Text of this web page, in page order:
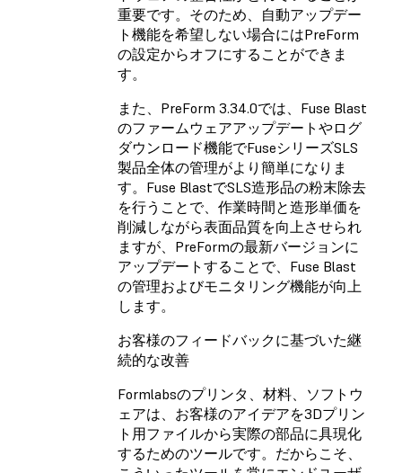
重要です。そのため、自動アップデー
ト機能を希望しない場合にはPreForm
の設定からオフにすることができま
す。
また、PreForm 3.34.0では、Fuse Blast
のファームウェアアップデートやログ
ダウンロード機能でFuseシリーズSLS
製品全体の管理がより簡単になりま
す。Fuse BlastでSLS造形品の粉末除去
を行うことで、作業時間と造形単価を
削減しながら表面品質を向上させられ
ますが、PreFormの最新バージョンに
アップデートすることで、Fuse Blast
の管理およびモニタリング機能が向上
します。
お客様のフィードバックに基づいた継
続的な改善
Formlabsのプリンタ、材料、ソフトウ
ェアは、お客様のアイデアを3Dプリン
ト用ファイルから実際の部品に具現化
するためのツールです。だからこそ、